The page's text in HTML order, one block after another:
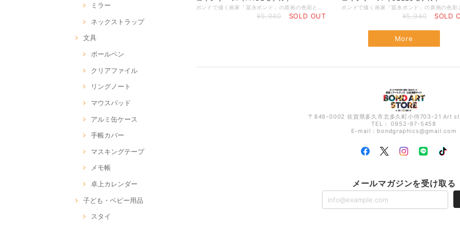
ミラー
ネックストラップ
文具
ボールペン
クリアファイル
リングノート
マウスパッド
アルミ缶ケース
手帳カバー
マスキングテープ
メモ帳
卓上カレンダー
子ども・ベビー用品
スタイ
¥5,940 SOLD OUT ¥5,940 SOLD
More
〒846-0002 佐賀県多久市北多久町小侍703-21 Art
TEL： 0952-97-5458
E-mail： bondgraphics@gmail.com
メールマガジンを受け取る